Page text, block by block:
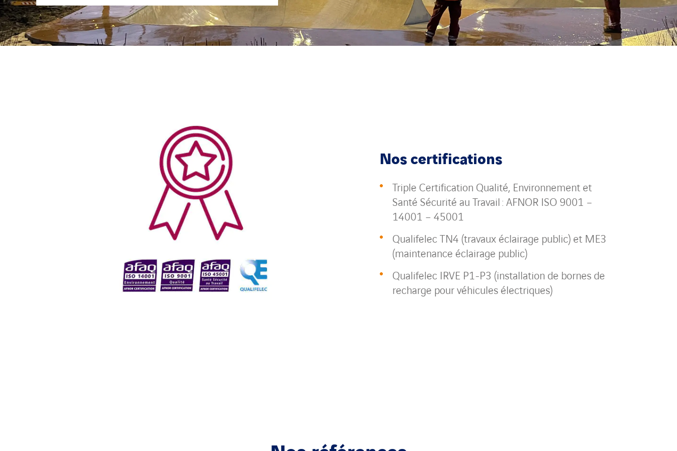
Nos certifications
Triple Certification Qualité, Environnement et
Santé Sécurité au Travail : AFNOR ISO 9001 –
14001 – 45001
Qualifelec TN4 (travaux éclairage public) et ME3
(maintenance éclairage public)
Qualifelec IRVE P1-P3 (installation de bornes de
recharge pour véhicules électriques)